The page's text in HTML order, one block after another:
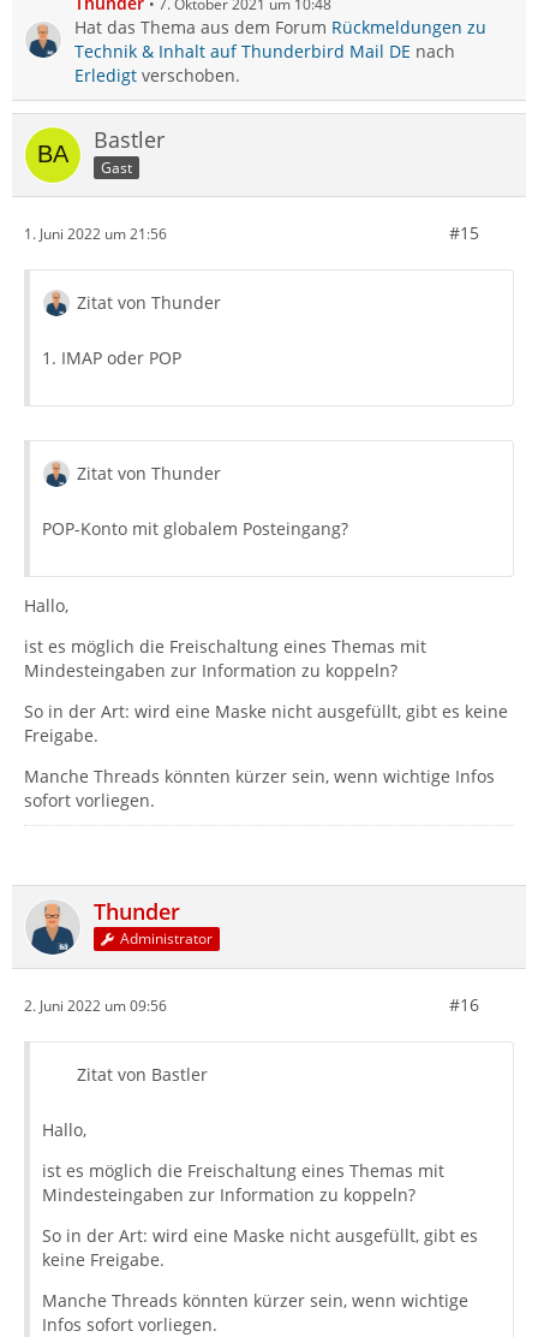
7. Oktober 2021 um 10:48
Hat das Thema aus dem Forum Rückmeldungen zu
Technik & Inhalt auf Thunderbird Mail DE nach
Erledigt verschoben.
Bastler
Gast
1. Juni 2022 um 21:56 #15
Zitat von Thunder
1. IMAP oder POP
Zitat von Thunder
POP-Konto mit globalem Posteingang?
Hallo,
ist es möglich die Freischaltung eines Themas mit
Mindesteingaben zur Information zu koppeln?
So in der Art: wird eine Maske nicht ausgefüllt, gibt es keine
Freigabe.
Manche Threads könnten kürzer sein, wenn wichtige Infos
sofort vorliegen.
Thunder
Administrator
2. Juni 2022 um 09:56 #16
Zitat von Bastler
Hallo,
ist es möglich die Freischaltung eines Themas mit
Mindesteingaben zur Information zu koppeln?
So in der Art: wird eine Maske nicht ausgefüllt, gibt es
keine Freigabe.
Manche Threads könnten kürzer sein, wenn wichtige
Infos sofort vorliegen.